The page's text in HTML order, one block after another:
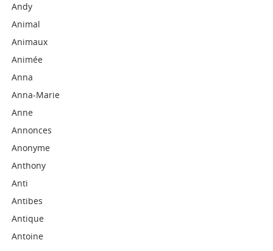
Andy
Animal
Animaux
Animée
Anna
Anna-Marie
Anne
Annonces
Anonyme
Anthony
Anti
Antibes
Antique
Antoine